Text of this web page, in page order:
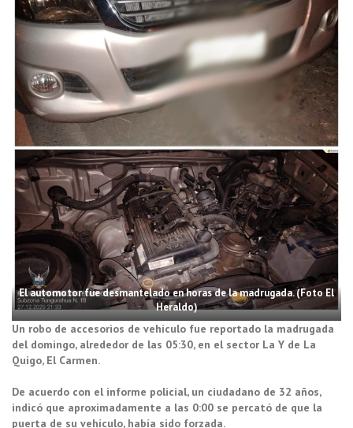
El automotor fue desmantelado en horas de la madrugada. (Foto El
Heraldo)
Un robo de accesorios de vehículo fue reportado la madrugada
del domingo, alrededor de las 05:30, en el sector La Y de La
Quigo, El Carmen.
De acuerdo con el informe policial, un ciudadano de 32 años,
indicó que aproximadamente a las 0:00 se percató de que la
puerta de su vehículo, había sido forzada.